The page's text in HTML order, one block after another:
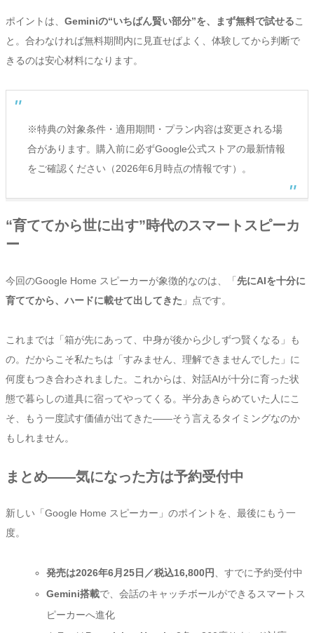
ポイントは、 Geminiの“いちばん賢い部分”を、まず無料で試せるこ
と。合わなければ無料期間内に見直せばよく、体験してから判断で
きるのは安心材料になります。
※特典の対象条件・適用期間・プラン内容は変更される場
合があります。購入前に必ずGoogle公式ストアの最新情報
をご確認ください（2026年6月時点の情報です）。
“育ててから世に出す”時代のスマートスピーカ
ー
今回のGoogle Home スピーカーが象徴的なのは、「 先にAIを十分に
育ててから、ハードに載せて出してきた 」点です。
これまでは「箱が先にあって、中身が後から少しずつ賢くなる」も
の。だからこそ私たちは「すみません、理解できませんでした」に
何度もつき合わされました。これからは、対話AIが十分に育った状
態で暮らしの道具に宿ってやってくる。半分あきらめていた人にこ
そ、もう一度試す価値が出てきた——そう言えるタイミングなのか
もしれません。
まとめ——気になった方は予約受付中
新しい「Google Home スピーカー」のポイントを、最後にもう一
度。
発売は2026年6月25日／税込16,800円
、すでに予約受付中
Gemini搭載で、会話のキャッチボールができるスマートス
ピーカーへ進化